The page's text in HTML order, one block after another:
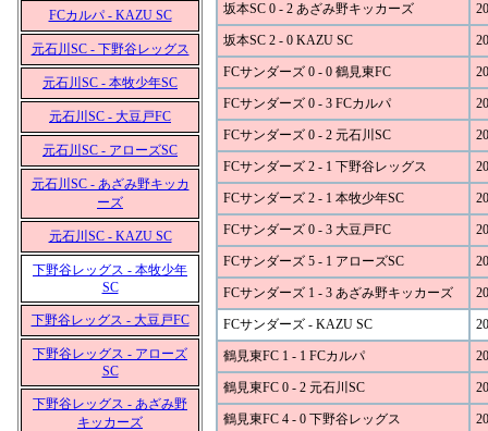
FCカルパ - KAZU SC
元石川SC - 下野谷レッグス
元石川SC - 本牧少年SC
元石川SC - 大豆戸FC
元石川SC - アローズSC
元石川SC - あざみ野キッカ
ーズ
元石川SC - KAZU SC
下野谷レッグス - 本牧少年
SC
下野谷レッグス - 大豆戸FC
下野谷レッグス - アローズ
SC
下野谷レッグス - あざみ野
キッカーズ
坂本SC 0 - 2 あざみ野キッカーズ
坂本SC 2 - 0 KAZU SC
FCサンダーズ 0 - 0 鶴見東FC
FCサンダーズ 0 - 3 FCカルパ
FCサンダーズ 0 - 2 元石川SC
FCサンダーズ 2 - 1 下野谷レッグス
FCサンダーズ 2 - 1 本牧少年SC
FCサンダーズ 0 - 3 大豆戸FC
FCサンダーズ 5 - 1 アローズSC
FCサンダーズ 1 - 3 あざみ野キッカーズ
FCサンダーズ - KAZU SC
鶴見東FC 1 - 1 FCカルパ
鶴見東FC 0 - 2 元石川SC
鶴見東FC 4 - 0 下野谷レッグス